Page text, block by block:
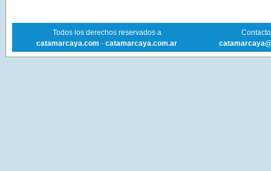
Todos los derechos reservados a
catamarcaya.com - catamarcaya.com.ar